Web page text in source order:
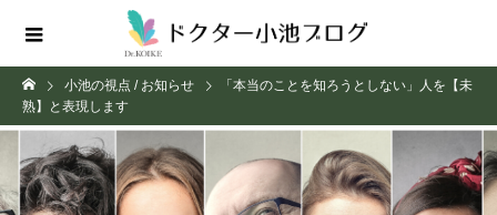
小池の視点 / お知らせ
「本当のことを知ろうとしない」人を【未
熟】と表現します